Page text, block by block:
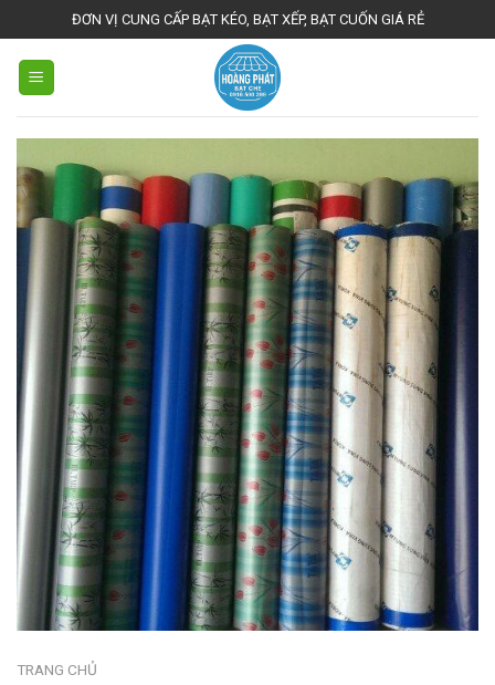
to
content
ĐƠN VỊ CUNG CẤP BẠT KÉO, BẠT XẾP, BẠT CUỐN GIÁ RẺ
TRANG CHỦ